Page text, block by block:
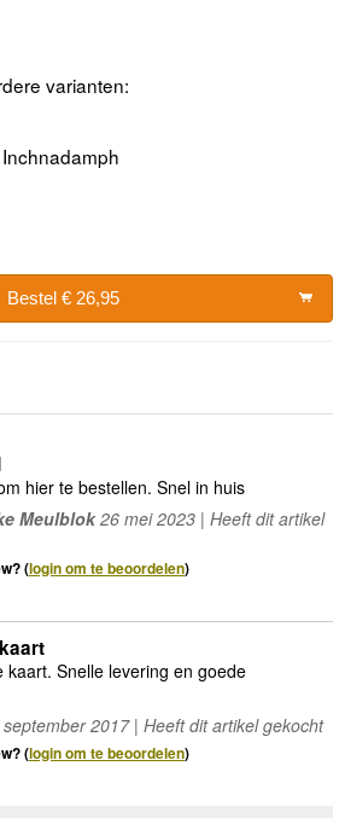
varianten:
Bestel € 26,95
hier te bestellen. Snel in huis
Meulblok26 mei 2023 | Heeft dit artikel
(login om te beoordelen)
kaart. Snelle levering en goede
2017 | Heeft dit artikel gekocht
(login om te beoordelen)